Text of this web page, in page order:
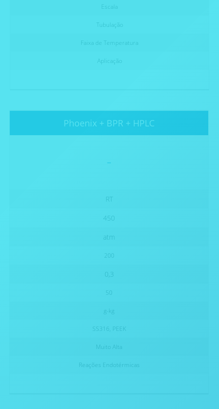
Escala
Tubulação
Faixa de Temperatura
Aplicação
Phoenix + BPR + HPLC
-
RT
450
atm
200
0,3
50
g-kg
SS316, PEEK
Muito Alta
Reações Endotérmicas